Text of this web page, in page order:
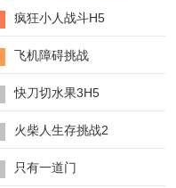
疯狂小人战斗H5
飞机障碍挑战
快刀切水果3H5
火柴人生存挑战2
只有一道门